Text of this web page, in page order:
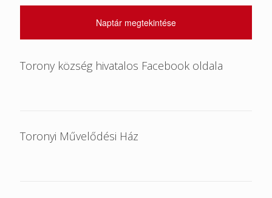
Naptár megtekintése
Torony község hivatalos Facebook oldala
Toronyi Művelődési Ház